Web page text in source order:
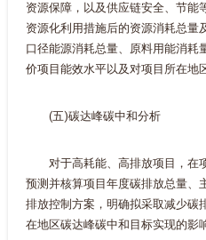
资源保障，以及供应链安全、节能
资源化利用措施后的资源消耗总量
口径能源消耗总量、原料用能消耗
价项目能效水平以及对项目所在地
(五)碳达峰碳中和分析
对于高耗能、高排放项目，在
预测并核算项目年度碳排放总量、
排放控制方案，明确拟采取减少碳
在地区碳达峰碳中和目标实现的影